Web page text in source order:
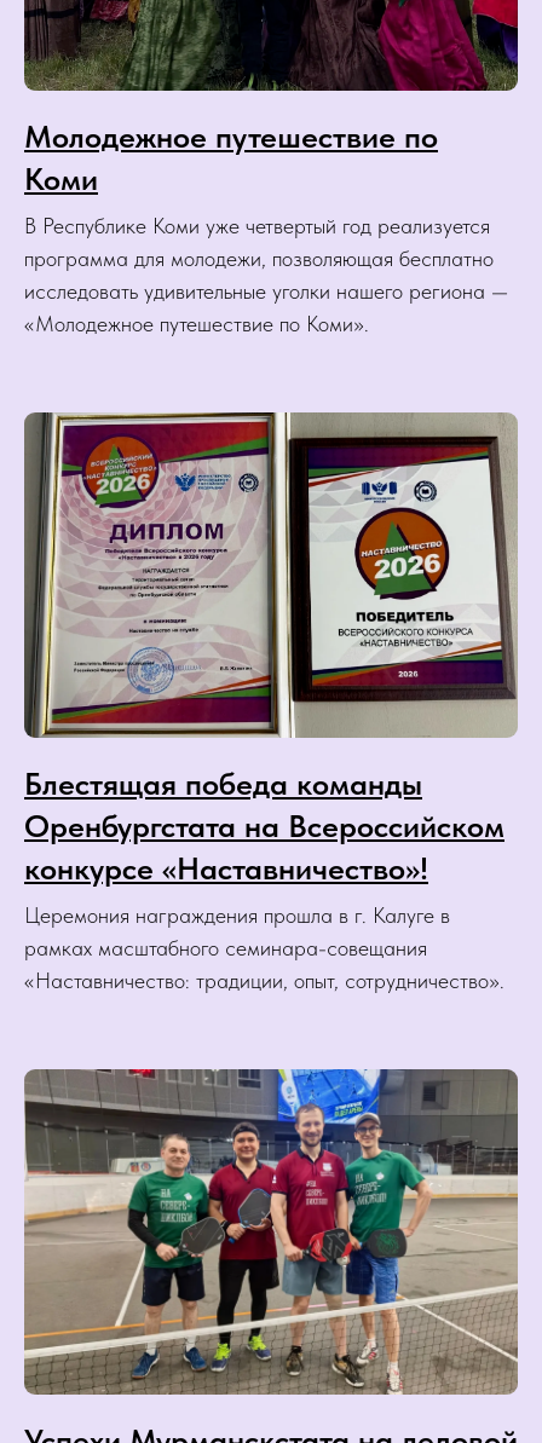
Молодежное путешествие по
Коми
В Республике Коми уже четвертый год реализуется
программа для молодежи, позволяющая бесплатно
исследовать удивительные уголки нашего региона —
«Молодежное путешествие по Коми».
Блестящая победа команды
Оренбургстата на Всероссийском
конкурсе «Наставничество»!
Церемония награждения прошла в г. Калуге в
рамках масштабного семинара-совещания
«Наставничество: традиции, опыт, сотрудничество».